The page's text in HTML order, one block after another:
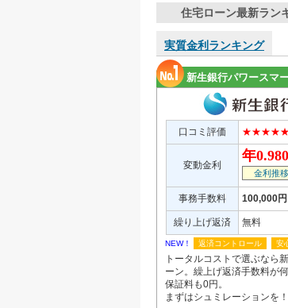
住宅ローン最新ラン
実質金利ランキング
新生銀行パワースマ
口コミ評価 ★★★★★
変動金利
年
金利推
事務手数料 100,000円
繰り上げ返済 無料
NEW！ 返済コントロール 安
トータルコストで選ぶなら
ーン。繰上げ返済手数料が
保証料も0円。
まずはシュミレーションを！